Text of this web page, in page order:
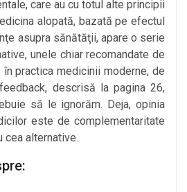
care au cu totul alte principii
alopată, bazată pe efectul
asupra sănătăţii, apare o serie
unele chiar recomandate de
practica medicinii moderne, de
descrisă la pagina 26,
să le ignorăm. Deja, opinia
este de complementaritate
cea alternative.